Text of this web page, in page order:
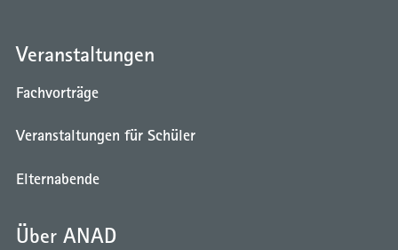
Veranstaltungen
Fachvorträge
Veranstaltungen für Schüler
Elternabende
Über ANAD